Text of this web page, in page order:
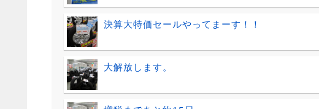
決算大特価セールやってまーす！！
大解放します。